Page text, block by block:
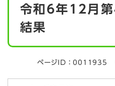
令和6年12月
結果
ページID：0011935